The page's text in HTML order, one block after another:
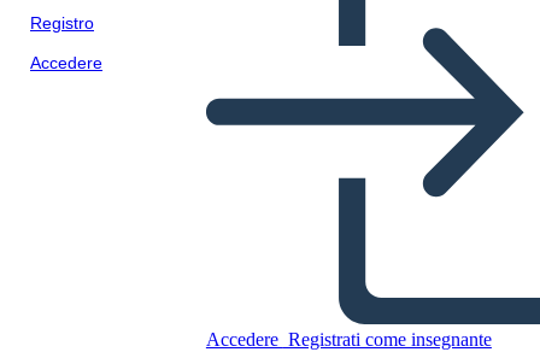
Registro
Accedere
Accedere Registrati come insegnante
Copia questo Storyboard